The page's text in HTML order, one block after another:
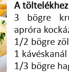
A
3 bögre
apróra
1/2 bögre
1
1/3 bögre